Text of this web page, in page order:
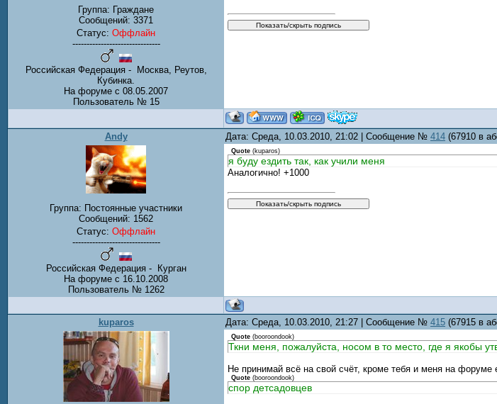
Группа: Граждане
Сообщений: 3371
Статус: Оффлайн
-------------------------------
Российская Федерация - Москва, Реутов,
Кубинка.
На форуме с 08.05.2007
Пользователь № 15
Andy Дата: Среда, 10.03.2010, 21:02 | Сообщение № 414 (67910 в
Группа: Постоянные участники
Сообщений: 1562
Статус: Оффлайн
-------------------------------
Российская Федерация - Курган
На форуме с 16.10.2008
Пользователь № 1262
Quote (kuparos)
я буду ездить так, как учили меня
Аналогично! +1000
kuparos Дата: Среда, 10.03.2010, 21:27 | Сообщение № 415 (67915 в
Quote (booroondook)
Ткни меня, пожалуйста, носом в то место, где я якобы
Не принимай всё на свой счёт, кроме тебя и меня на
Quote (booroondook)
спор детсадовцев